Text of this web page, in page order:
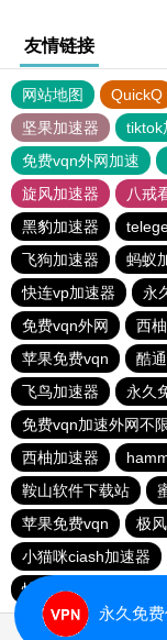
友情链接
网站地图 QuickQ
坚果加速器
tiktok
免费vqn外网加速
旋风加速器
八戒
黑豹加速器
飞狗加速器
蚂蚁
快连vp加速器
永
免费vqn外网
西
苹果免费vqn
酷
飞鸟加速器
永久
免费vqn加速外网不
西柚加速器
鞍山软件下载站
苹果免费vqn
极
小猫咪ciash加速器
快连lets加速器
永久免